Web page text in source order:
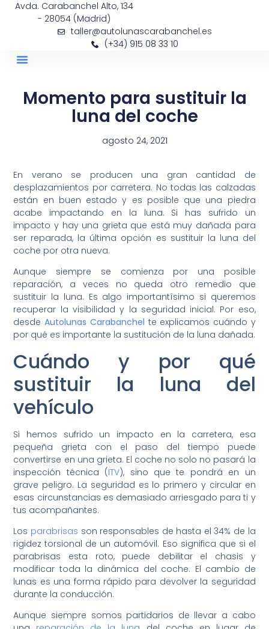
Avda. Carabanchel Alto, 134
- 28054 (Madrid)
taller@autolunascarabanchel.es
(+34) 915 08 33 10
Momento para sustituir la
luna del coche
agosto 24, 2021
En verano se producen una gran cantidad de
desplazamientos por carretera. No todas las calzadas
están en buen estado y es posible que una piedra
acabe impactando en la luna. Si has sufrido un
impacto y hay una grieta que está muy dañada para
ser reparada, la última opción es sustituir la luna del
coche por otra nueva.
Aunque siempre se comienza por una posible
reparación, a veces no queda otro remedio que
sustituir la luna. Es algo importantísimo si queremos
recuperar la visibilidad y la seguridad inicial. Por eso,
desdeAutolunas Carabanchel te explicamos cuándo y
por qué es importante la sustitución de la luna dañada.
Cuándo y por qué
sustituir la luna del
vehículo
Si hemos sufrido un impacto en la carretera, esa
pequeña grieta con el paso del tiempo puede
convertirse en una grieta. El coche no solo no pasará la
inspección técnica (ITV), sino que te pondrá en un
grave peligro. La seguridad es lo primero y circular en
esas circunstancias es demasiado arriesgado para ti y
tus acompañantes.
Los parabrisas son responsables de hasta el 34% de la
rigidez torsional de un automóvil. Eso significa que si el
parabrisas esta roto, puede debilitar el chasis y
modificar toda la dinámica del coche. El cambio de
lunas es una forma rápido para devolver la seguridad
durante la conducción.
Aunque siempre somos partidarios de llevar a cabo